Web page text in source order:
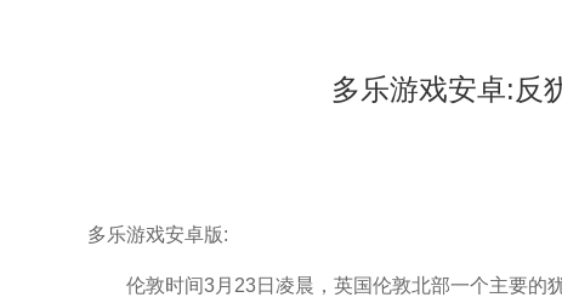
多乐游戏安卓:反
多乐游戏安卓版:
伦敦时间3月23日凌晨，英国伦敦北部一个主要的犹